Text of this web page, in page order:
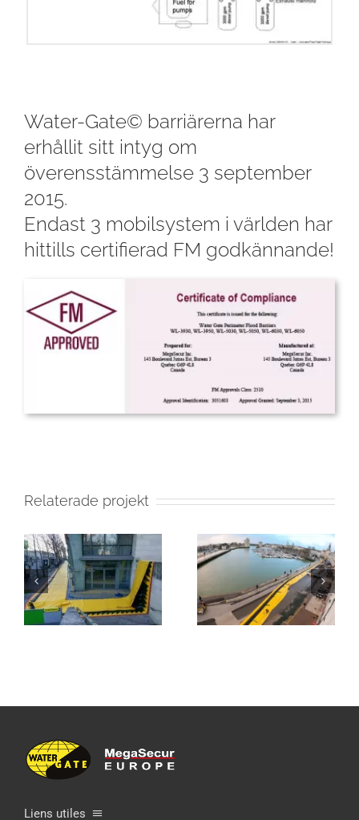
Water-Gate© barriärerna har
erhållit sitt intyg om
överensstämmelse 3 september
2015.
Endast 3 mobilsystem i världen har
hittills certifierad FM godkännande!
Relaterade projekt
Liens utiles